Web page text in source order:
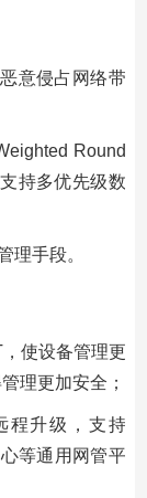
意侵占网络带
Round
持多优先级数
理手段。
使设备管理更
理更加安全；
程升级，支持
等通用网管平